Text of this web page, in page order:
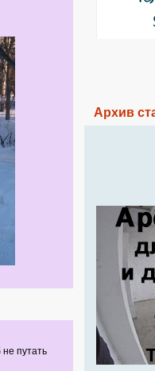
путать
Архив